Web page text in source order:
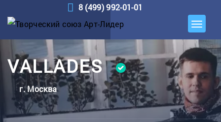
8 (499) 992-01-01
VALLADES
г. Москва